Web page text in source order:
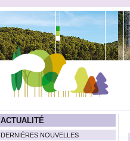
ACTUALITÉ
DERNIÈRES NOUVELLES